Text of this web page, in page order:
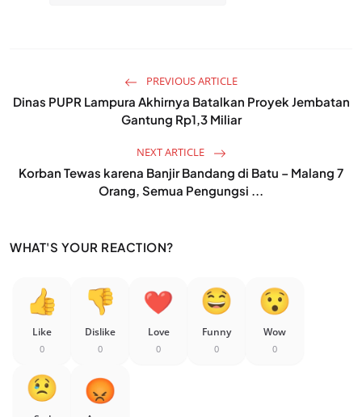
PREVIOUS ARTICLE
Dinas PUPR Lampura Akhirnya Batalkan Proyek Jembatan
Gantung Rp1,3 Miliar
NEXT ARTICLE
Korban Tewas karena Banjir Bandang di Batu – Malang 7
Orang, Semua Pengungsi ...
WHAT'S YOUR REACTION?
Like
0
Dislike
0
Love
0
Funny
0
Wow
0